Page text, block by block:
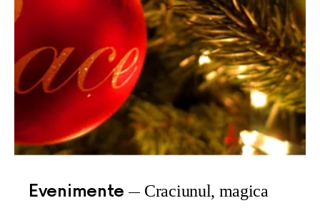
Evenimente Craciunul, magica